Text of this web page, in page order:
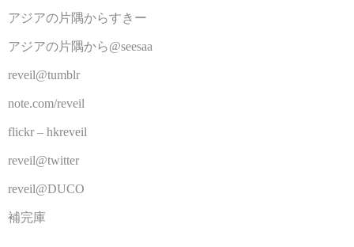
アジアの片隅からすきー
アジアの片隅から@seesaa
reveil@tumblr
note.com/reveil
flickr – hkreveil
reveil@twitter
reveil@DUCO
補完庫